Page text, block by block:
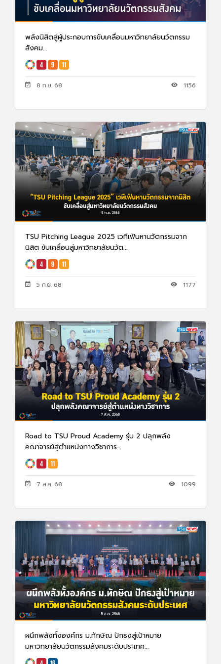
พลังนิสิตสู่ผู้ประกอบการขับเคลื่อนมหาวิทยาลัยนวัตกรรม
สังคม...
8 ก.ย. 68 1156
TSU Pitching League 2025 เวทีเฟ้นหานวัตกรรมจาก
นิสิต ขับเคลื่อนสู่มหาวิทยาลัยนวัต...
5 ก.ย. 68 1177
Road to TSU Proud Academy รุ่น 2 ปลุกพลัง
คณาจารย์สู่ตำแหน่งทางวิชาการ...
7 ส.ค. 68 1099
ผนึกพลังทั้งองค์กร ม.ทักษิณ ปักธงสู่เป้าหมาย
มหาวิทยาลัยนวัตกรรมสังคมระดับประเทศ...